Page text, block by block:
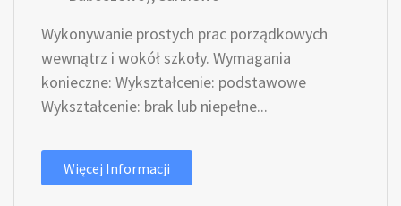
Wykonywanie prostych prac porządkowych
wewnątrz i wokół szkoły. Wymagania
konieczne: Wykształcenie: podstawowe
Wykształcenie: brak lub niepełne...
Więcej Informacji